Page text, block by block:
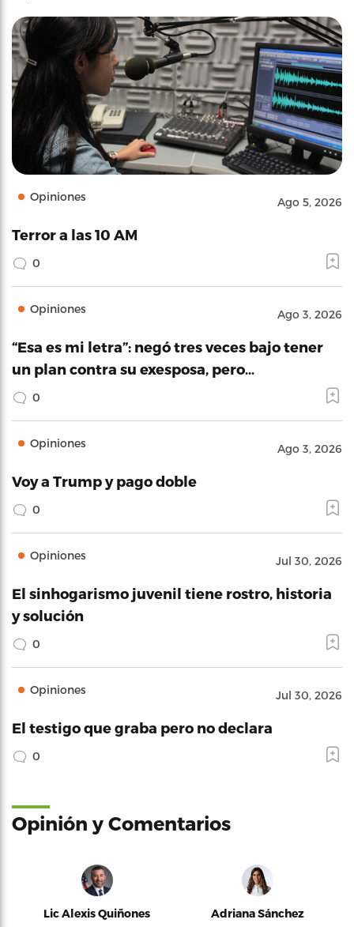
Opiniones Ago 5, 2026
Terror a las 10 AM
0
Opiniones Ago 3, 2026
“Esa es mi letra”: negó tres veces bajo tener
un plan contra su exesposa, pero…
0
Opiniones Ago 3, 2026
Voy a Trump y pago doble
0
Opiniones Jul 30, 2026
El sinhogarismo juvenil tiene rostro, historia
y solución
0
Opiniones Jul 30, 2026
El testigo que graba pero no declara
0
Opinión y Comentarios
Lic Alexis Quiñones Adriana Sánchez